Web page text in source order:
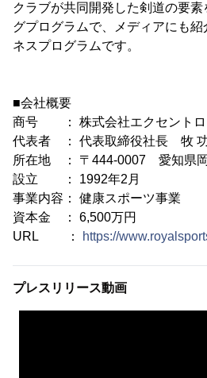
クラブが共同開発した剣道の要
グプログラムで、メディアにも紹
ネスプログラムです。
■会社概要
商号 ： 株式会社エクセントロ
代表者 ： 代表取締役社長 牧
所在地 ： 〒444-0007 愛知県
設立 ： 1992年2月
事業内容： 健康スポーツ事業
資本金 ： 6,500万円
URL ：
https://
プレスリリース動画